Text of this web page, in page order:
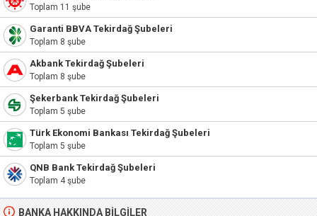
Toplam 11 şube
Garanti BBVA Tekirdağ Şubeleri
Toplam 8 şube
Akbank Tekirdağ Şubeleri
Toplam 8 şube
Şekerbank Tekirdağ Şubeleri
Toplam 5 şube
Türk Ekonomi Bankası Tekirdağ Şubeleri
Toplam 5 şube
QNB Bank Tekirdağ Şubeleri
Toplam 4 şube
BANKA HAKKINDA BILGILER